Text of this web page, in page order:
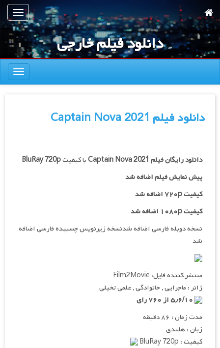
به
محتوای
اصلی
ناوبری
دانلود فیلم خارجی
ناوبری
دانلود فیلم Captain Nova 2021
دانلود رایگان فیلم Captain Nova 2021با کیفیتBluRay 720p
پیش نمایش فیلم اضافه شد
کیفیت ۷۲۰p اضافه شد
کیفیت ۱۰۸۰p اضافه شد
نسخه دوبله فارسی اضافه شدنسخه زیرنویس چسبیده فارسی اضافه
شد
منتشر کننده فایل: Film2Movie
ژانر : ماجرایی , خانوادگی , علمی تخیلی
مدت زمان : ۸۶ دقیقه
زبان : هلندی
کیفیت : BluRay 720p